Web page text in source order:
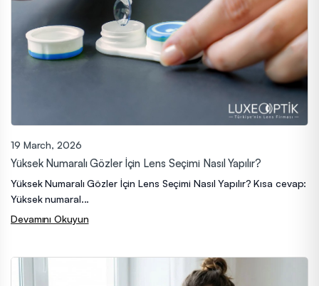
19 March, 2026
Yüksek Numaralı Gözler İçin Lens Seçimi Nasıl Yapılır?
Yüksek Numaralı Gözler İçin Lens Seçimi Nasıl Yapılır? Kısa cevap:
Yüksek numaral...
Devamını Okuyun